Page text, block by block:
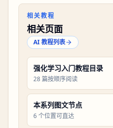
相关教程
相关页面
AI 教程列表
强化学习入门教程目录
28 篇按顺序阅读
本系列图文节点
6 个位置可直达